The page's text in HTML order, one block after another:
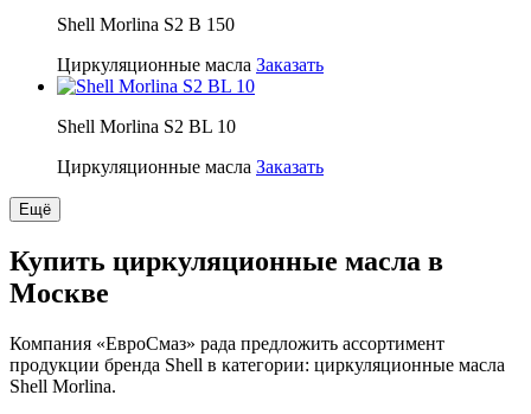
Shell Morlina S2 B 150
Циркуляционные масла Заказать
Shell Morlina S2 BL 10
Циркуляционные масла Заказать
Ещё
Купить циркуляционные масла в
Москве
Компания «ЕвроСмаз» рада предложить ассортимент
продукции бренда Shell в категории: циркуляционные масла
Shell Morlina.